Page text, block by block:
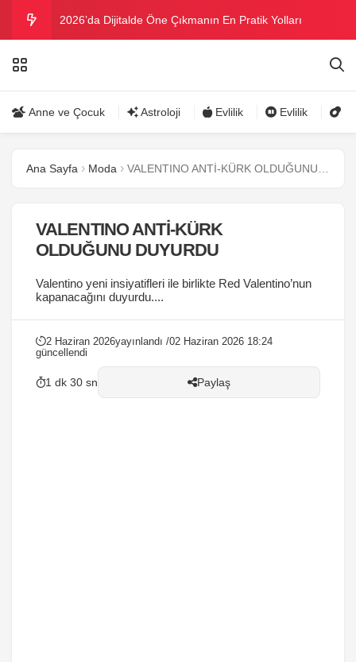
2026’da Dijitalde Öne Çıkmanın En Pratik Yolları
Danla Bilic ile Reynmen Miami’de tatilde
Anne ve Çocuk Astroloji Evlilik Evlilik
Ana Sayfa Moda
VALENTINO ANTİ-KÜRK
OLDUĞUNU DUYURDU
Valentino yeni insiyatifleri ile birlikte Red Valentino’nun
kapanacağını duyurdu....
2 Haziran 2026yayınlandı /02 Haziran 2026 18:24
güncellendi
1 dk 30 sn Paylaş